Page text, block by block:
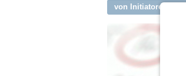
von Initiatoren aus